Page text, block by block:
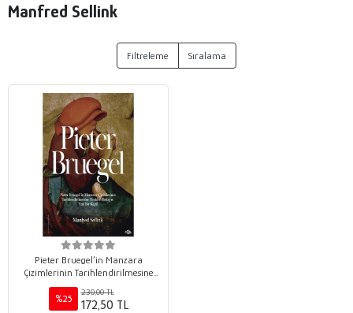
Manfred Sellink
Filtreleme Sıralama
Pieter Bruegel’in Manzara
Çizimlerinin Tarihlendirilmesine
Yeniden Bakış ve Yeni Bir Keşif
%25
230,00 TL
172,50 TL